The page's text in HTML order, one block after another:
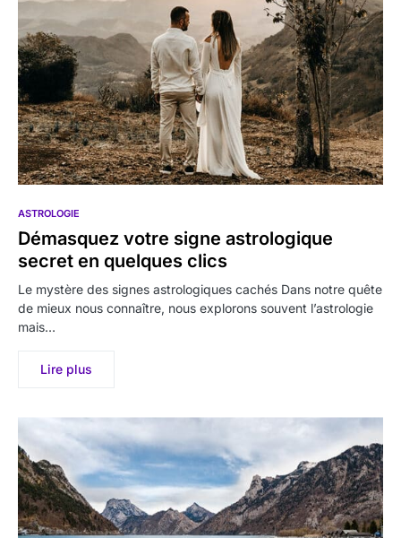
ASTROLOGIE
Démasquez votre signe astrologique
secret en quelques clics
Le mystère des signes astrologiques cachés Dans notre quête
de mieux nous connaître, nous explorons souvent l’astrologie
mais…
Lire plus